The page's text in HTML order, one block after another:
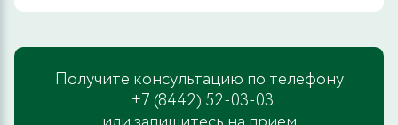
Получите консультацию по телефону
+7 (8442) 52-03-03